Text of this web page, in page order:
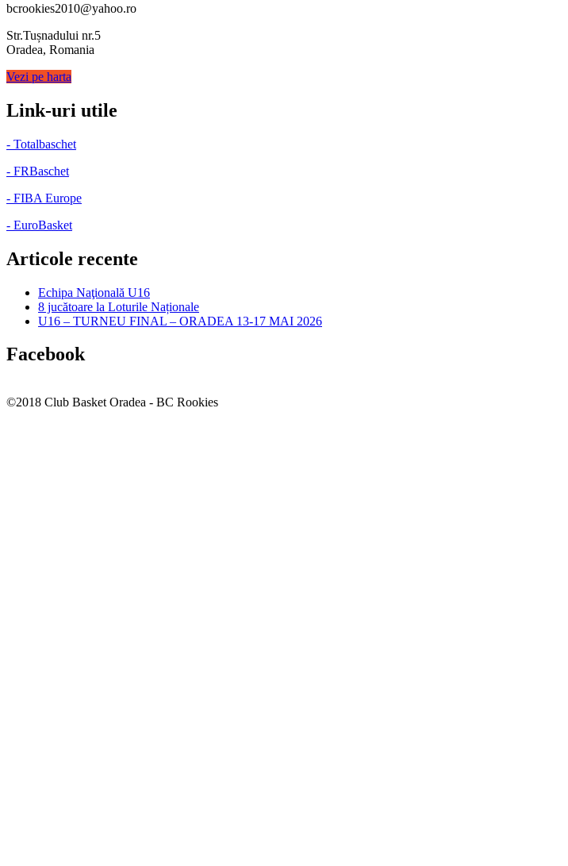
bcrookies2010@yahoo.ro
Str.Tușnadului nr.5
Oradea, Romania
Vezi pe harta
Link-uri utile
- Totalbaschet
- FRBaschet
- FIBA Europe
- EuroBasket
Articole recente
Echipa Naţională U16
8 jucătoare la Loturile Naționale
U16 – TURNEU FINAL – ORADEA 13-17 MAI 2026
Facebook
©2018 Club Basket Oradea - BC Rookies